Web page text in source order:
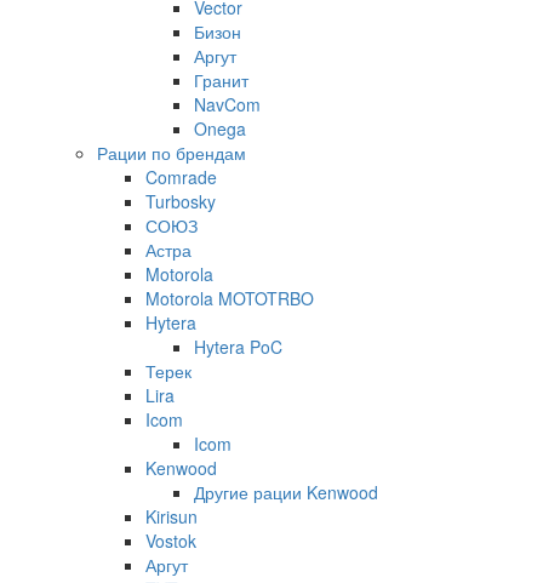
Vector
Бизон
Аргут
Гранит
NavCom
Onega
Рации по брендам
Comrade
Turbosky
СОЮЗ
Астра
Motorola
Motorola MOTOTRBO
Hytera
Hytera PoC
Терек
Lira
Icom
Icom
Kenwood
Другие рации Kenwood
Kirisun
Vostok
Аргут